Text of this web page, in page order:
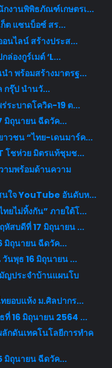
กงานพิพิธภัณฑ์เกษตรเ...
ก็ต แซนบ็อซ์ สร...
อนไลน์ สร้างประส...
ล่องกูร์เมต์ ‘L...
ำ พร้อมสร้างมาตรฐ...
กรุ๊ป นำนวั...
ระบาดโควิด-19 ต...
มิถุนายน ฉีดวัค...
าวชน “ไทย-เดนมาร์ค...
โชห่วย มิตรแท้ชุมช...
ามพร้อมด้านความ
นใจ YouTube อันดับห...
ยไม่ทิ้งกัน” ภายใต้โ...
สบดีที่ 17 มิถุนายน ...
มิถุนายน ฉีดวัค...
นพุธ 16 มิถุนายน ...
มัญประจำบ้านแผนโบ
ยอบแห้ง ม.ศิลปากร...
16 มิถุนายน 2564 ...
ลักดันเทคโนโลยีการทำค
มิถุนายน ฉีดวัค...